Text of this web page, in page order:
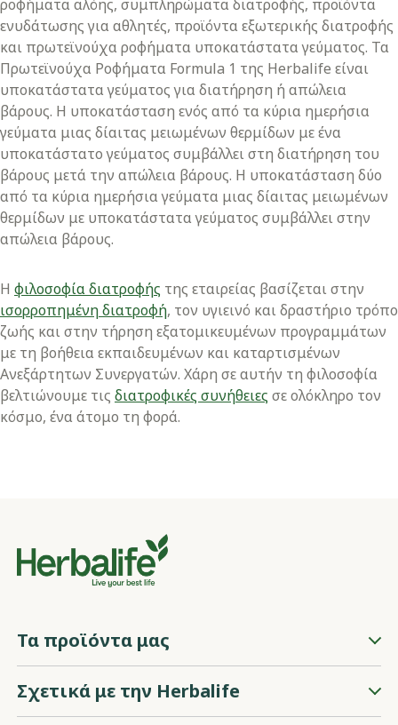
ροφήματα αλόης, συμπληρώματα διατροφής, προϊόντα
ενυδάτωσης για αθλητές, προϊόντα εξωτερικής διατροφής
και πρωτεϊνούχα ροφήματα υποκατάστατα γεύματος. Τα
Πρωτεϊνούχα Ροφήματα Formula 1 της Herbalife είναι
υποκατάστατα γεύματος για διατήρηση ή απώλεια
βάρους. Η υποκατάσταση ενός από τα κύρια ημερήσια
γεύματα μιας δίαιτας μειωμένων θερμίδων με ένα
υποκατάστατο γεύματος συμβάλλει στη διατήρηση του
βάρους μετά την απώλεια βάρους. Η υποκατάσταση δύο
από τα κύρια ημερήσια γεύματα μιας δίαιτας μειωμένων
θερμίδων με υποκατάστατα γεύματος συμβάλλει στην
απώλεια βάρους.
Η φιλοσοφία διατροφής της εταιρείας βασίζεται στην
ισορροπημένη διατροφή, τον υγιεινό και δραστήριο τρόπο
ζωής και στην τήρηση εξατομικευμένων προγραμμάτων
με τη βοήθεια εκπαιδευμένων και καταρτισμένων
Ανεξάρτητων Συνεργατών. Χάρη σε αυτήν τη φιλοσοφία
βελτιώνουμε τις διατροφικές συνήθειες σε ολόκληρο τον
κόσμο, ένα άτομο τη φορά.
Τα προϊόντα μας
Σχετικά με την Herbalife